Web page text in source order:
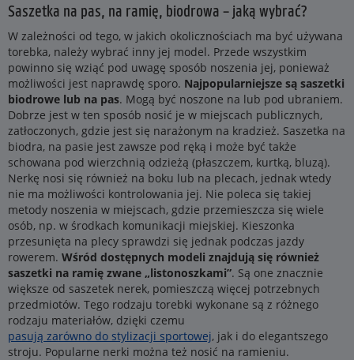
Saszetka na pas, na ramię, biodrowa – jaką wybrać?
W zależności od tego, w jakich okolicznościach ma być używana
torebka, należy wybrać inny jej model. Przede wszystkim
powinno się wziąć pod uwagę sposób noszenia jej, ponieważ
możliwości jest naprawdę sporo. Najpopularniejsze są saszetki
biodrowe lub na pas. Mogą być noszone na lub pod ubraniem.
Dobrze jest w ten sposób nosić je w miejscach publicznych,
zatłoczonych, gdzie jest się narażonym na kradzież. Saszetka na
biodra, na pasie jest zawsze pod ręką i może być także
schowana pod wierzchnią odzieżą (płaszczem, kurtką, bluzą).
Nerkę nosi się również na boku lub na plecach, jednak wtedy
nie ma możliwości kontrolowania jej. Nie poleca się takiej
metody noszenia w miejscach, gdzie przemieszcza się wiele
osób, np. w środkach komunikacji miejskiej. Kieszonka
przesunięta na plecy sprawdzi się jednak podczas jazdy
rowerem. Wśród dostępnych modeli znajdują się również
saszetki na ramię zwane „listonoszkami”. Są one znacznie
większe od saszetek nerek, pomieszczą więcej potrzebnych
przedmiotów. Tego rodzaju torebki wykonane są z różnego
rodzaju materiałów, dzięki czemu
pasują zarówno do stylizacji sportowej, jak i do elegantszego
stroju. Popularne nerki można też nosić na ramieniu.